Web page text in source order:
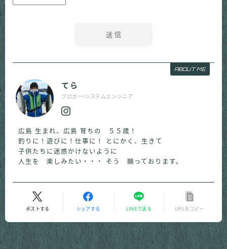
ABOUT ME
てら
ブロガー/システムエンジニア
広島 生まれ、広島 育ちの ５５歳！
釣りに！遊びに！仕事に！ とにかく、生きて
子供たちに迷惑かけないように
人生を 楽しみたい・・・ そう 願っております。
ポストする シェアする LINEで送る URLをコピー